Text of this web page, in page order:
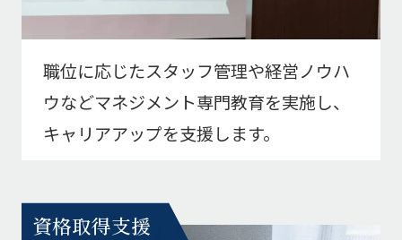
職位に応じたスタッフ管理や経営ノウハ
ウなどマネジメント専門教育を実施し、
キャリアアップを支援します。
資格取得支援